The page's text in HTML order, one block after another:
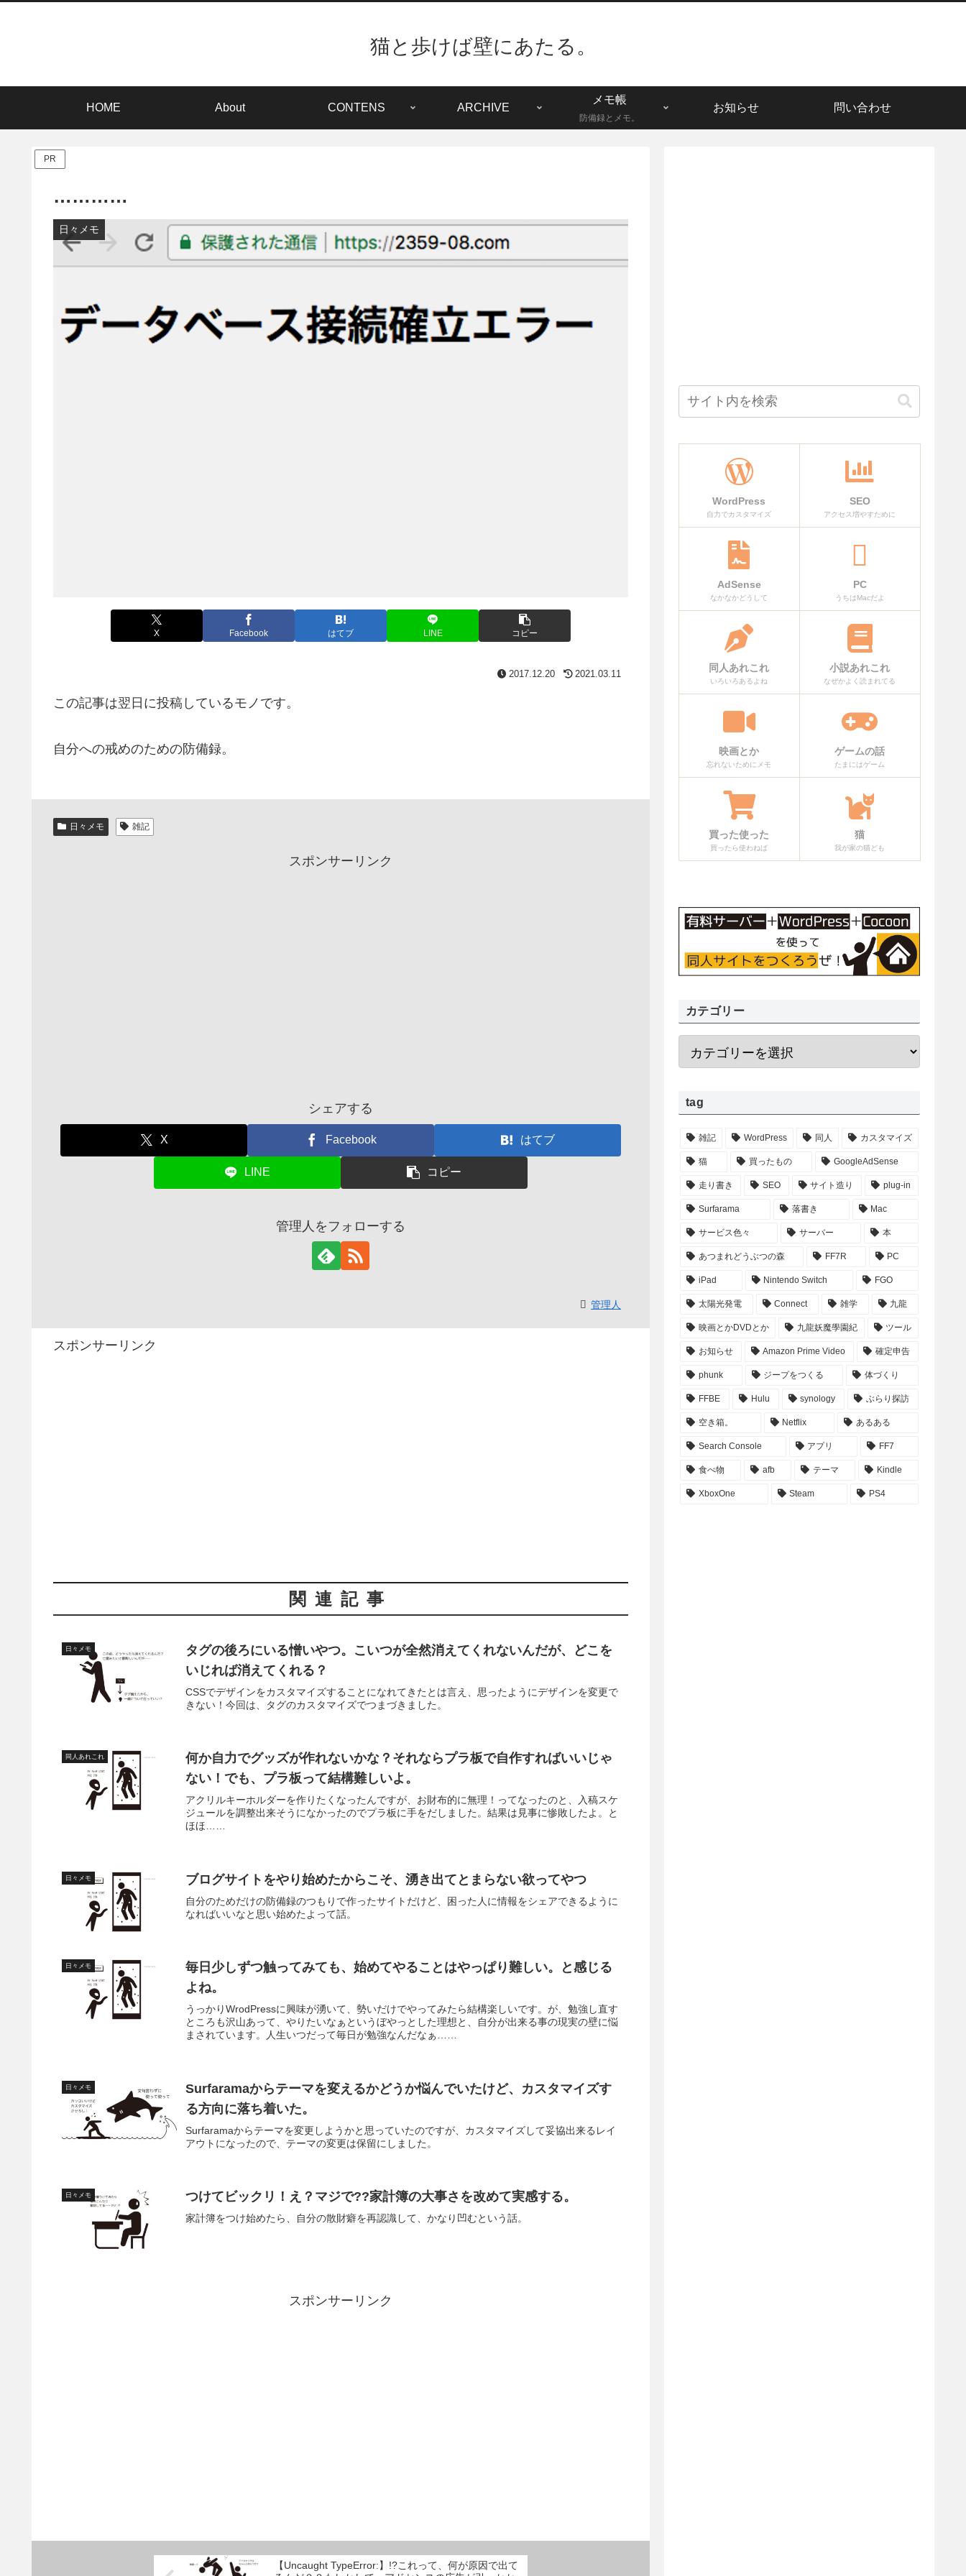
猫と歩けば壁にあたる。
HOME About CONTENS ARCHIVE
メモ帳
防備録とメモ。
お知らせ 問い合わせ
PR
…………
日々メモ
X Facebook はてブ LINE コピー
2017.12.20 2021.03.11
この記事は翌日に投稿しているモノです。
自分への戒めのための防備録。
日々メモ 雑記
スポンサーリンク
シェアする
X Facebook はてブ
LINE コピー
管理人をフォローする
管理人
スポンサーリンク
関連記事
日々メモ
タグの後ろにいる憎いやつ。こいつが全然消えてくれないんだが、どこを
いじれば消えてくれる？
CSSでデザインをカスタマイズすることになれてきたとは言え、思ったようにデザインを変更で
きない！今回は、タグのカスタマイズでつまづきました。
同人あれこれ
何か自力でグッズが作れないかな？それならプラ板で自作すればいいじゃ
ない！でも、プラ板って結構難しいよ。
アクリルキーホルダーを作りたくなったんですが、お財布的に無理！ってなったのと、入稿スケ
ジュールを調整出来そうになかったのでプラ板に手をだしました。結果は見事に惨敗したよ。と
ほほ……
日々メモ ブログサイトをやり始めたからこそ、湧き出てとまらない欲ってやつ
自分のためだけの防備録のつもりで作ったサイトだけど、困った人に情報をシェアできるように
なればいいなと思い始めたよって話。
日々メモ
毎日少しずつ触ってみても、始めてやることはやっぱり難しい。と感じる
よね。
うっかりWrodPressに興味が湧いて、勢いだけでやってみたら結構楽しいです。が、勉強し直す
ところも沢山あって、やりたいなぁというぼやっとした理想と、自分が出来る事の現実の壁に悩
まされています。人生いつだって毎日が勉強なんだなぁ……
日々メモ
Surfaramaからテーマを変えるかどうか悩んでいたけど、カスタマイズす
る方向に落ち着いた。
Surfaramaからテーマを変更しようかと思っていたのですが、カスタマイズして妥協出来るレイ
アウトになったので、テーマの変更は保留にしました。
日々メモ つけてビックリ！え？マジで??家計簿の大事さを改めて実感する。
家計簿をつけ始めたら、自分の散財癖を再認識して、かなり凹むという話。
スポンサーリンク
【Uncaught TypeError:】!?これって、何が原因で出て
WordPress
自力でカスタマイズ
SEO
アクセス増やすために
AdSense
なかなかどうして
PC
うちはMacだよ
同人あれこれ
いろいろあるよね
小説あれこれ
なぜかよく読まれてる
映画とか
忘れないためにメモ
ゲームの話
たまにはゲーム
買った使った
買ったら使わねば
猫
我が家の猫ども
カテゴリー
tag
雑記 WordPress 同人 カスタマイズ
猫 買ったもの GoogleAdSense
走り書き SEO サイト造り plug-in
Surfarama 落書き Mac
サービス色々 サーバー 本
あつまれどうぶつの森 FF7R PC
iPad Nintendo Switch FGO
太陽光発電 Connect 雑学 九龍
映画とかDVDとか 九龍妖魔學園紀 ツール
お知らせ Amazon Prime Video 確定申告
phunk ジープをつくる 体づくり
FFBE Hulu synology ぶらり探訪
空き箱。 Netflix あるある
Search Console アプリ FF7
食べ物 afb テーマ Kindle
XboxOne Steam PS4